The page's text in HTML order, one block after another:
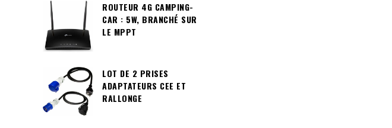
ROUTEUR 4G CAMPING-
CAR : 5W, BRANCHÉ SUR
LE MPPT
LOT DE 2 PRISES
ADAPTATEURS CEE ET
RALLONGE